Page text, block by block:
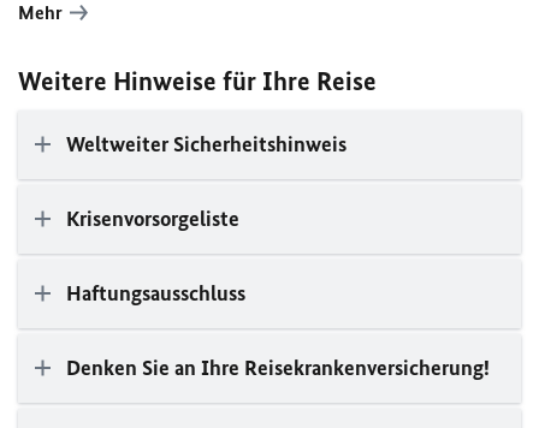
Mehr
Weitere Hinweise für Ihre Reise
Weltweiter Sicherheitshinweis
Krisenvorsorgeliste
Haftungsausschluss
Denken Sie an Ihre Reisekrankenversicherung!